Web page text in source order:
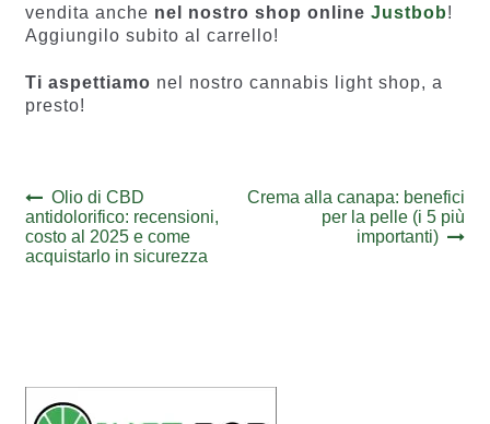
vendita anche nel nostro shop online Justbob!
Aggiungilo subito al carrello!
Ti aspettiamo nel nostro cannabis light shop, a
presto!
Navigazione
articoli
Previous
post:
Olio di CBD
antidolorifico: recensioni,
costo al 2025 e come
acquistarlo in sicurezza
Next
Crema alla canapa: benefici
per la pelle (i 5 più
importanti)